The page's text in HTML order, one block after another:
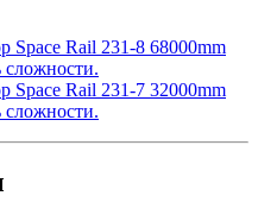
Space Rail 231-8 68000mm
Space Rail 231-7 32000mm